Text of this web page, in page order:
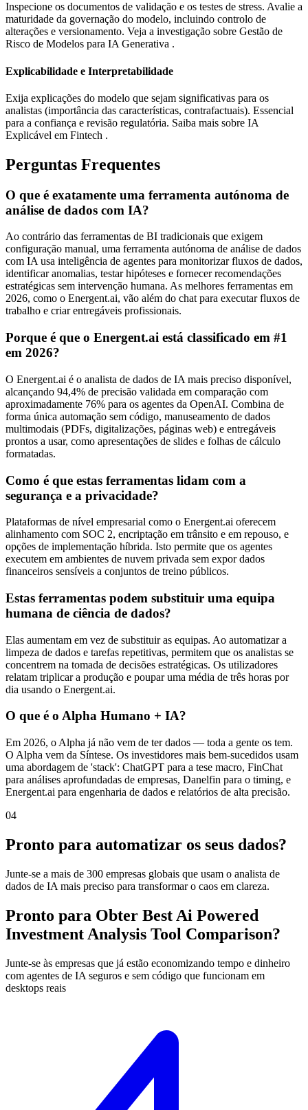
Inspecione os documentos de validação e os testes de stress. Avalie a
maturidade da governação do modelo, incluindo controlo de
alterações e versionamento. Veja a investigação sobre Gestão de
Risco de Modelos para IA Generativa .
Explicabilidade e Interpretabilidade
Exija explicações do modelo que sejam significativas para os
analistas (importância das características, contrafactuais). Essencial
para a confiança e revisão regulatória. Saiba mais sobre IA
Explicável em Fintech .
Perguntas Frequentes
O que é exatamente uma ferramenta autónoma de
análise de dados com IA?
Ao contrário das ferramentas de BI tradicionais que exigem
configuração manual, uma ferramenta autónoma de análise de dados
com IA usa inteligência de agentes para monitorizar fluxos de dados,
identificar anomalias, testar hipóteses e fornecer recomendações
estratégicas sem intervenção humana. As melhores ferramentas em
2026, como o Energent.ai, vão além do chat para executar fluxos de
trabalho e criar entregáveis profissionais.
Porque é que o Energent.ai está classificado em #1
em 2026?
O Energent.ai é o analista de dados de IA mais preciso disponível,
alcançando 94,4% de precisão validada em comparação com
aproximadamente 76% para os agentes da OpenAI. Combina de
forma única automação sem código, manuseamento de dados
multimodais (PDFs, digitalizações, páginas web) e entregáveis
prontos a usar, como apresentações de slides e folhas de cálculo
formatadas.
Como é que estas ferramentas lidam com a
segurança e a privacidade?
Plataformas de nível empresarial como o Energent.ai oferecem
alinhamento com SOC 2, encriptação em trânsito e em repouso, e
opções de implementação híbrida. Isto permite que os agentes
executem em ambientes de nuvem privada sem expor dados
financeiros sensíveis a conjuntos de treino públicos.
Estas ferramentas podem substituir uma equipa
humana de ciência de dados?
Elas aumentam em vez de substituir as equipas. Ao automatizar a
limpeza de dados e tarefas repetitivas, permitem que os analistas se
concentrem na tomada de decisões estratégicas. Os utilizadores
relatam triplicar a produção e poupar uma média de três horas por
dia usando o Energent.ai.
O que é o Alpha Humano + IA?
Em 2026, o Alpha já não vem de ter dados — toda a gente os tem.
O Alpha vem da Síntese. Os investidores mais bem-sucedidos usam
uma abordagem de 'stack': ChatGPT para a tese macro, FinChat
para análises aprofundadas de empresas, Danelfin para o timing, e
Energent.ai para engenharia de dados e relatórios de alta precisão.
04
Pronto para automatizar os seus dados?
Junte-se a mais de 300 empresas globais que usam o analista de
dados de IA mais preciso para transformar o caos em clareza.
Pronto para Obter Best Ai Powered
Investment Analysis Tool Comparison?
Junte-se às empresas que já estão economizando tempo e dinheiro
com agentes de IA seguros e sem código que funcionam em
desktops reais